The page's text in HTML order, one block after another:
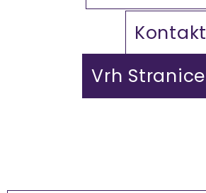
Kontakt
Vrh Stranice